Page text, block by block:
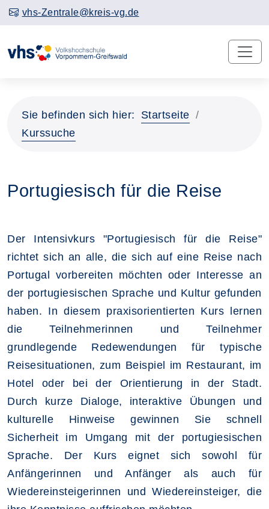
vhs-Zentrale@kreis-vg.de
Sie befinden sich hier:
Startseite
Kurssuche
Portugiesisch für die Reise
Der Intensivkurs "Portugiesisch für die Reise"
richtet sich an alle, die sich auf eine Reise nach
Portugal vorbereiten möchten oder Interesse an
der portugiesischen Sprache und Kultur gefunden
haben. In diesem praxisorientierten Kurs lernen
die Teilnehmerinnen und Teilnehmer
grundlegende Redewendungen für typische
Reisesituationen, zum Beispiel im Restaurant, im
Hotel oder bei der Orientierung in der Stadt.
Durch kurze Dialoge, interaktive Übungen und
kulturelle Hinweise gewinnen Sie schnell
Sicherheit im Umgang mit der portugiesischen
Sprache. Der Kurs eignet sich sowohl für
Anfängerinnen und Anfänger als auch für
Wiedereinsteigerinnen und Wiedereinsteiger, die